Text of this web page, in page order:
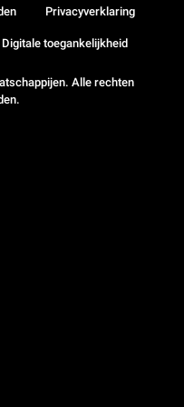
Alle rechten
Privacyverklaring
Digitale toegankelijkheid